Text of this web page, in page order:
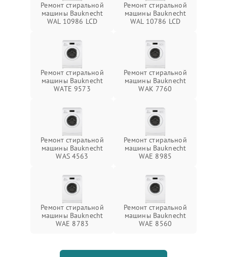
Ремонт стиральной
машины Bauknecht
WAL 10986 LCD
Ремонт стиральной
машины Bauknecht
WAL 10786 LCD
Ремонт стиральной
машины Bauknecht
WATE 9573
Ремонт стиральной
машины Bauknecht
WAK 7760
Ремонт стиральной
машины Bauknecht
WAS 4563
Ремонт стиральной
машины Bauknecht
WAE 8985
Ремонт стиральной
машины Bauknecht
WAE 8783
Ремонт стиральной
машины Bauknecht
WAE 8560